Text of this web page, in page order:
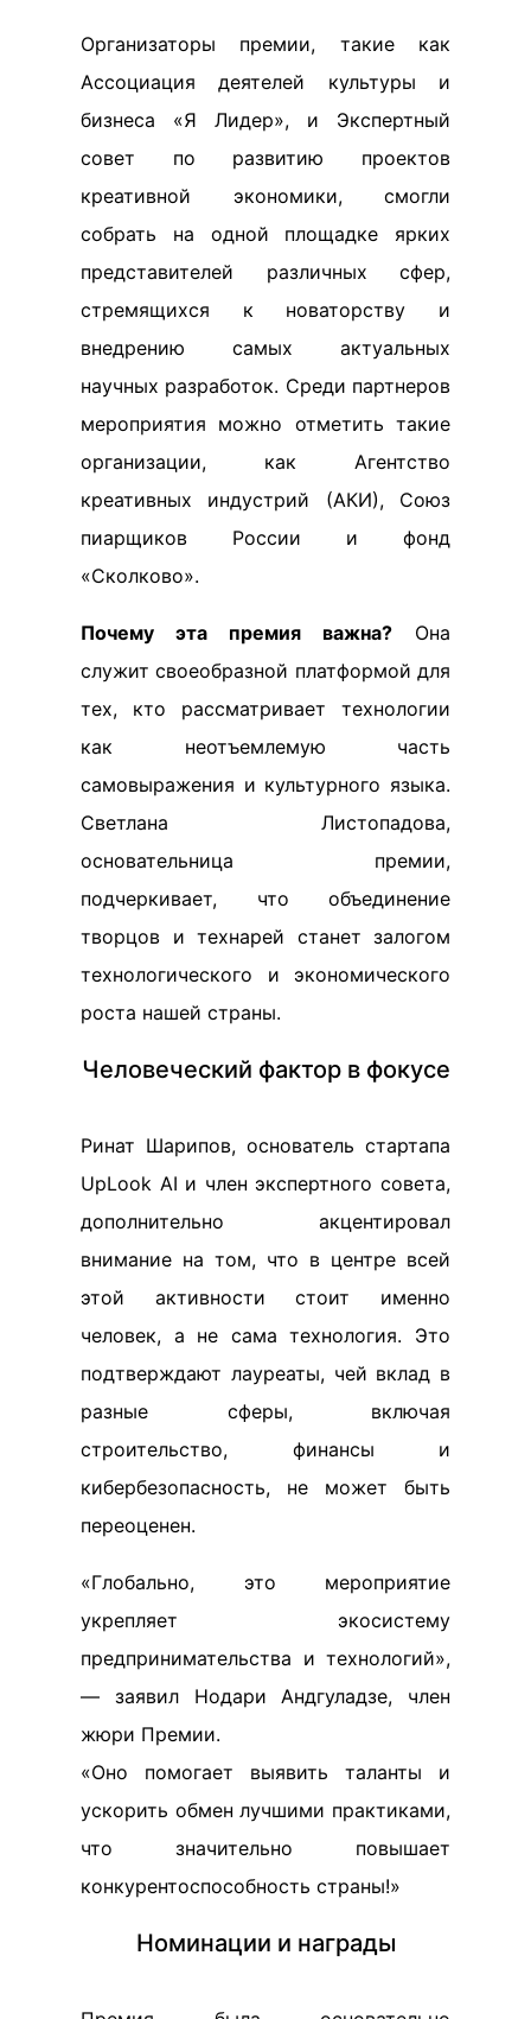
Организаторы премии, такие как
Ассоциация деятелей культуры и
бизнеса «Я Лидер», и Экспертный
совет по развитию проектов
креативной экономики, смогли
собрать на одной площадке ярких
представителей различных сфер,
стремящихся к новаторству и
внедрению самых актуальных
научных разработок. Среди партнеров
мероприятия можно отметить такие
организации, как Агентство
креативных индустрий (АКИ), Союз
пиарщиков России и фонд
«Сколково».
Почему эта премия важна? Она
служит своеобразной платформой для
тех, кто рассматривает технологии
как неотъемлемую часть
самовыражения и культурного языка.
Светлана Листопадова,
основательница премии,
подчеркивает, что объединение
творцов и технарей станет залогом
технологического и экономического
роста нашей страны.
Человеческий фактор в фокусе
Ринат Шарипов, основатель стартапа
UpLook AI и член экспертного совета,
дополнительно акцентировал
внимание на том, что в центре всей
этой активности стоит именно
человек, а не сама технология. Это
подтверждают лауреаты, чей вклад в
разные сферы, включая
строительство, финансы и
кибербезопасность, не может быть
переоценен.
«Глобально, это мероприятие
укрепляет экосистему
предпринимательства и технологий»,
— заявил Нодари Андгуладзе, член
жюри Премии.
«Оно помогает выявить таланты и
ускорить обмен лучшими практиками,
что значительно повышает
конкурентоспособность страны!»
Номинации и награды